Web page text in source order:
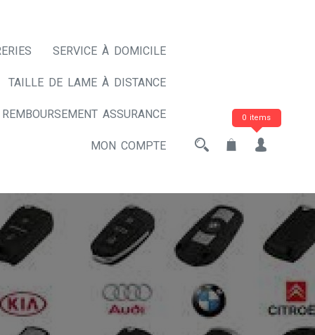
SERVICE À DOMICILE
TAILLE DE LAME À DISTANCE
REMBOURSEMENT ASSURANCE
MON COMPTE
0 items